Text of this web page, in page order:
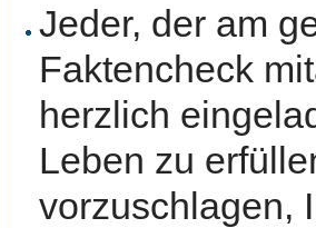
Jeder, der am
Faktencheck
herzlich
Leben zu
vorzuschlagen,